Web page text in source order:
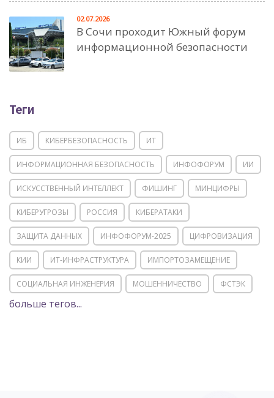
В Сочи проходит Южный форум
информационной безопасности
02.07.2026
Теги
ИБ КИБЕРБЕЗОПАСНОСТЬ ИТ
ИНФОРМАЦИОННАЯ БЕЗОПАСНОСТЬ ИНФОФОРУМ ИИ
ИСКУССТВЕННЫЙ ИНТЕЛЛЕКТ ФИШИНГ МИНЦИФРЫ
КИБЕРУГРОЗЫ РОССИЯ КИБЕРАТАКИ
ЗАЩИТА ДАННЫХ ИНФОФОРУМ-2025 ЦИФРОВИЗАЦИЯ
КИИ ИТ-ИНФРАСТРУКТУРА ИМПОРТОЗАМЕЩЕНИЕ
СОЦИАЛЬНАЯ ИНЖЕНЕРИЯ МОШЕННИЧЕСТВО ФСТЭК
POSITIVE TECHNOLOGIES
больше тегов...